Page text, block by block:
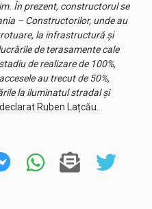
În prezent, constructorul se
– Constructorilor, unde au
la infrastructură și
de terasamente cale
de realizare de 100%,
au trecut de 50%,
la iluminatul stradal și
Ruben Lațcău.